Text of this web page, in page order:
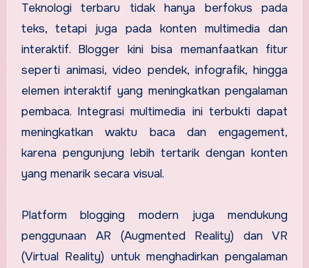
Teknologi terbaru tidak hanya berfokus pada
teks, tetapi juga pada konten multimedia dan
interaktif. Blogger kini bisa memanfaatkan fitur
seperti animasi, video pendek, infografik, hingga
elemen interaktif yang meningkatkan pengalaman
pembaca. Integrasi multimedia ini terbukti dapat
meningkatkan waktu baca dan engagement,
karena pengunjung lebih tertarik dengan konten
yang menarik secara visual.
Platform blogging modern juga mendukung
penggunaan AR (Augmented Reality) dan VR
(Virtual Reality) untuk menghadirkan pengalaman